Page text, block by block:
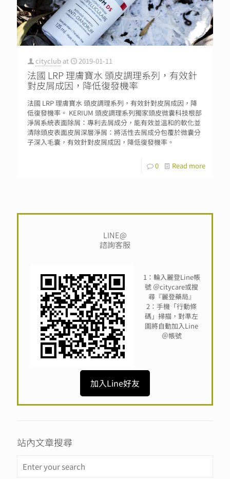
cityclub at 2019-01-11
法國 LRP 理膚寶水 頭皮調理系列，有效針
對皮屑成因，降低復發機率
法國 LRP 理膚寶水 頭皮調理系列，有效針對皮屑成因，降
低復發機率。 KERIUM 頭皮調理系列獨家頭皮微囊科技根部
淨屑系統表面除屑：專利去屑成分，能有效並溫和的軟化並
清除頭皮表面皮屑深層淨屑：將活性去屑成分包覆於微囊分
子深入毛囊，有效針對皮屑成因，降低復發機率。
0 Read more
LINE@
諮詢客服
1：輪入麗登Line帳
號 ＠citycare或搜
尋『麗登藥局』
2：手機「行動條
碼」掃描，對準左
圖將自動加入Line
＠帳號
加入Line好友
站內文章搜尋